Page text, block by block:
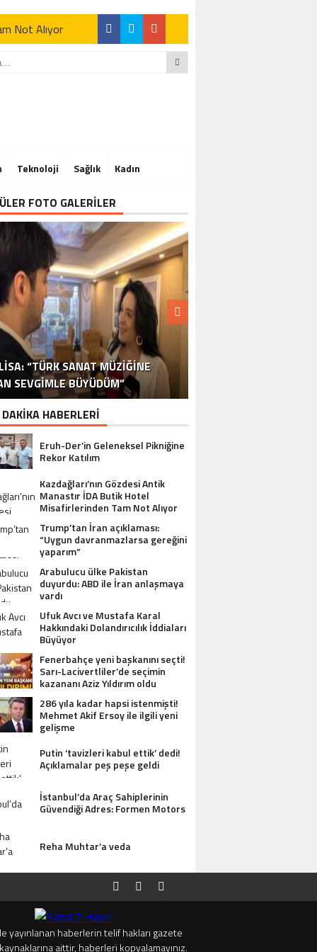
Not Alıyor
Not Alıyor
Teknoloji Sağlık Kadın
FOTO GALERİLER
“TÜRK SANAT MÜZIĞINE
SEVGIMLE BÜYÜDÜM”
İSPANYA SAĞLIK TURIZMINDE 2026
HEDEFLERINI BÜYÜTÜYOR
DR. ALI YÜKSELOĞLU, TÜRKIYE’NIN
2026 SAĞLIK TURIZMI VIZYONUNU
AÇIKLADI
“YAPIMCI MUSTAFA USLU HAKKINDA
SUÇ DUYURUSU”
YÖNETMEN MURAT UYGUR’DAN
ULUSLARARASI AKSIYON FILMI
YAPIMCI MUSTAFA USLU VE EŞI
HAKKINDA UYUŞTURUCU ŞIKÂYETI
İSTANBUL’DAN BINGÖL’E 3 MILYON
TL’LIK GÖNÜL KÖPRÜSÜ
TURIZM SEKTÖRÜNÜN DENEYIMLI
İSMI: FATIH ERSÜ
MUSTAFA USLU HAKKINDAKI
SORUŞTURMADA SESSIZLIK TEPKI
ÇEKIYOR
OYUNCU SINAN ÇALIŞKANOĞLU
KARAKOLLUK OLDU
HABERLERİ
Eruh-Der’in Geleneksel Pikniğine
Rekor Katılım
Kazdağları’nın Gözdesi Antik
Manastır İDA Butik Hotel
Misafirlerinden Tam Not Alıyor
Trump’tan İran açıklaması:
“Uygun davranmazlarsa gereğini
yaparım”
Arabulucu ülke Pakistan
duyurdu: ABD ile İran anlaşmaya
vardı
Ufuk Avcı ve Mustafa Karal
Hakkındaki Dolandırıcılık İddiaları
Büyüyor
Fenerbahçe yeni başkanını seçti!
Sarı-Lacivertliler’de seçimin
kazananı Aziz Yıldırım oldu
286 yıla kadar hapsi istenmişti!
Mehmet Akif Ersoy ile ilgili yeni
gelişme
Putin ‘tavizleri kabul ettik’ dedi!
Açıklamalar peş peşe geldi
İstanbul’da Araç Sahiplerinin
Güvendiği Adres: Formen Motors
Reha Muhtar’a veda
yayınlanan haberlerin telif hakları gazete
aittir, haberleri kopyalamayınız.